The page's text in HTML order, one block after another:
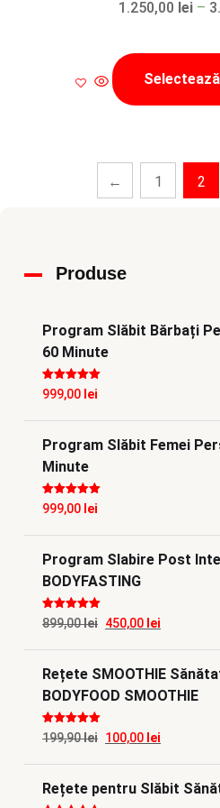
1.250,00 lei –
← 1 2
Produse
Program Slăbit Bărbați
60 Minute
Evaluat la5
din 5
999,00 lei
Program Slăbit Femei
Minute
Evaluat la5
din 5
999,00 lei
Program Slabire Post
BODYFASTING
Evaluat la5
din 5
899,00lei Prețul
inițial
a
fost:
450,00 lei
curent
este:
450,00 lei.
Rețete SMOOTHIE
BODYFOOD SMOOTHIE
Evaluat la5
din 5
199,90lei Prețul
inițial
a
100,00 lei
curent
este:
Rețete pentru Slăbit